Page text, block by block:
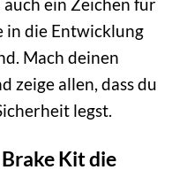
ein Zeichen für
in die Entwicklung
Mach deinen
zeige allen, dass du
legst.
Kit die